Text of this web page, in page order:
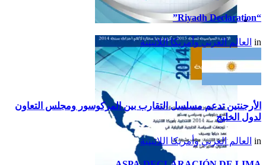
تقرير أمريكا اللاتينية لسنة
2015
“Riyadh Declaration”
in العالم العربي وأمريكا اللاتينية
الأرجنتين تدعم مسلسل التقارب بين المركوسور ومجلس التعاون
لدول الخليج
in العالم العربي وأمريكا اللاتينية